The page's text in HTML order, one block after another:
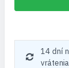
14 dní